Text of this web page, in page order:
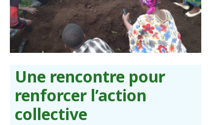
Une rencontre pour
renforcer l’action
collective